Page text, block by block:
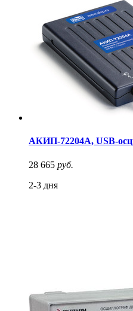
АКИП-72204A, USB-
28 665 руб.
2-3 дня